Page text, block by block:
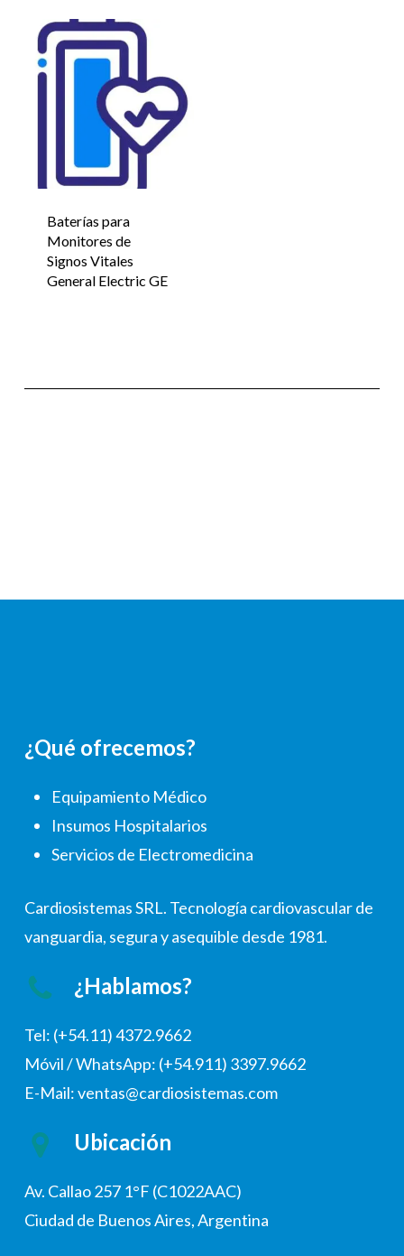
Baterías para
Monitores de
Signos Vitales
General Electric GE
¿Qué ofrecemos?
Equipamiento Médico
Insumos Hospitalarios
Servicios de Electromedicina
Cardiosistemas SRL. Tecnología cardiovascular de
vanguardia, segura y asequible desde 1981.
¿Hablamos?
Tel: (+54.11) 4372.9662
Móvil / WhatsApp: (+54.911) 3397.9662
E-Mail: ventas@cardiosistemas.com
Ubicación
Av. Callao 257 1°F (C1022AAC)
Ciudad de Buenos Aires, Argentina